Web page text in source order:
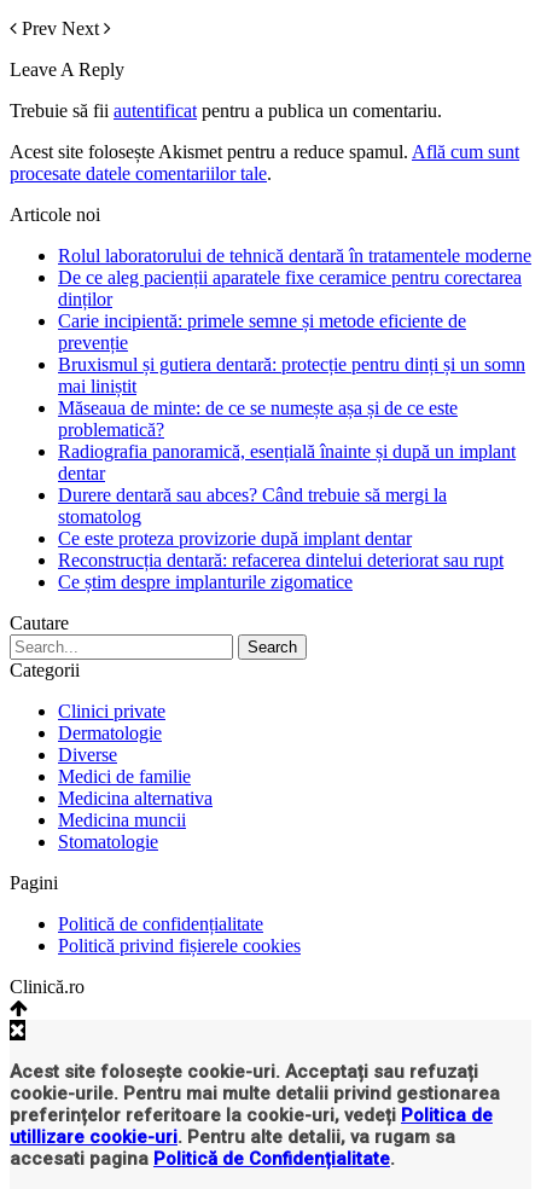
Prev Next
Leave A Reply
Trebuie să fii autentificat pentru a publica un comentariu.
Acest site folosește Akismet pentru a reduce spamul. Află cum sunt
procesate datele comentariilor tale.
Articole noi
Rolul laboratorului de tehnică dentară în tratamentele moderne
De ce aleg pacienții aparatele fixe ceramice pentru corectarea
dinților
Carie incipientă: primele semne și metode eficiente de
prevenție
Bruxismul și gutiera dentară: protecție pentru dinți și un somn
mai liniștit
Măseaua de minte: de ce se numește așa și de ce este
problematică?
Radiografia panoramică, esențială înainte și după un implant
dentar
Durere dentară sau abces? Când trebuie să mergi la
stomatolog
Ce este proteza provizorie după implant dentar
Reconstrucția dentară: refacerea dintelui deteriorat sau rupt
Ce știm despre implanturile zigomatice
Cautare
Categorii
Clinici private
Dermatologie
Diverse
Medici de familie
Medicina alternativa
Medicina muncii
Stomatologie
Pagini
Politică de confidențialitate
Politică privind fișierele cookies
Clinică.ro
Acest site folosește cookie-uri. Acceptați sau refuzați
cookie-urile. Pentru mai multe detalii privind gestionarea
preferințelor referitoare la cookie-uri, vedeți Politica de
utillizare cookie-uri. Pentru alte detalii, va rugam sa
accesati pagina Politică de Confidențialitate.